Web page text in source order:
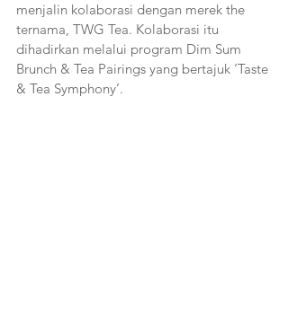
menjalin kolaborasi dengan merek the
ternama, TWG Tea. Kolaborasi itu
dihadirkan melalui program Dim Sum
Brunch & Tea Pairings yang bertajuk ‘Taste
& Tea Symphony’.